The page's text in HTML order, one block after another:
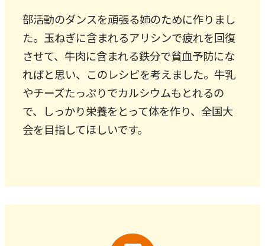
部活動のダンスを頑張る姉のために作りまし
た。玉ねぎに含まれるアリシンで疲れを回復
させて、牛肉に含まれる鉄分で貧血予防にな
ればと思い、このレシピを考えました。牛乳
やチーズたっぷりでカルシウムもとれるの
で、しっかり栄養をとって体を作り、全国大
会を目指してほしいです。